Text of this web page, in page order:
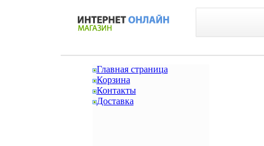
Главная страница
Корзина
Контакты
Доставка